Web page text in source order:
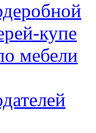
купе
мебели